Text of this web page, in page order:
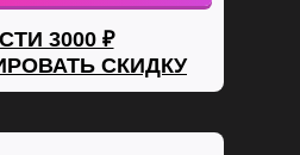
3000 ₽
СКИДКУ